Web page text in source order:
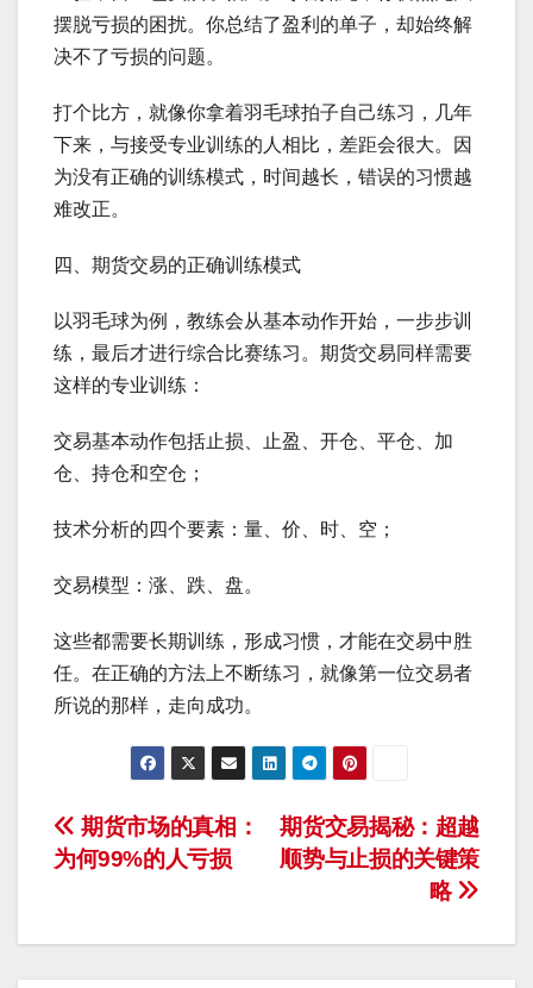
摆脱亏损的困扰。你总结了盈利的单子，却始终解
决不了亏损的问题。
打个比方，就像你拿着羽毛球拍子自己练习，几年
下来，与接受专业训练的人相比，差距会很大。因
为没有正确的训练模式，时间越长，错误的习惯越
难改正。
四、期货交易的正确训练模式
以羽毛球为例，教练会从基本动作开始，一步步训
练，最后才进行综合比赛练习。期货交易同样需要
这样的专业训练：
交易基本动作包括止损、止盈、开仓、平仓、加
仓、持仓和空仓；
技术分析的四个要素：量、价、时、空；
交易模型：涨、跌、盘。
这些都需要长期训练，形成习惯，才能在交易中胜
任。在正确的方法上不断练习，就像第一位交易者
所说的那样，走向成功。
文
章
导
期货交易揭秘：超越
顺势与止损的关键策
略
期货市场的真相：
为何99%的人亏损